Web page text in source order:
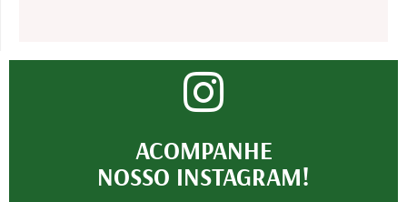
ACOMPANHE
NOSSO INSTAGRAM!